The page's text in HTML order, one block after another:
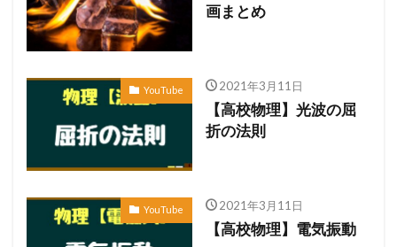
画まとめ
YouTube 2021年3月11日
【高校物理】光波の屈
折の法則
YouTube 2021年3月11日
【高校物理】電気振動